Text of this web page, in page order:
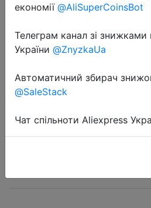
Manmu Big
Case Fan RGB LED
Cooling Fans 4pin
економії @AliSuperCoinsBot
Телеграм канал зі
України @ZnyzkaUa
Автоматичний збирач
@SaleStack
Чат спільноти Aliexpress